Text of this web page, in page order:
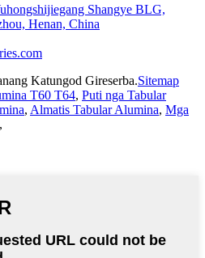
Shangye BLG,
Henan, China
Katungod Gireserba.Sitemap
T60 T64, Puti nga Tabular
, Almatis Tabular Alumina, Mga
,